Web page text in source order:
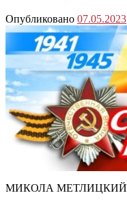
Опубликовано 07.05.2023
МИКОЛА МЕТЛИЦКИЙ